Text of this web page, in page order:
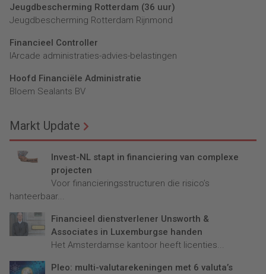
Jeugdbescherming Rotterdam (36 uur)
Jeugdbescherming Rotterdam Rijnmond
Financieel Controller
lArcade administraties-advies-belastingen
Hoofd Financiële Administratie
Bloem Sealants BV
Markt Update
Invest-NL stapt in financiering van complexe
projecten
Voor financieringsstructuren die risico’s
hanteerbaar...
Financieel dienstverlener Unsworth &
Associates in Luxemburgse handen
Het Amsterdamse kantoor heeft licenties...
Pleo: multi-valutarekeningen met 6 valuta’s